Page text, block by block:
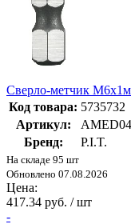
Сверло-метчик
Код товара: 5735732
Артикул:
Бренд:
P.I.T.
На складе 95 шт
Обновлено 07.08.2026
Цена:
417.34 руб. / шт
-